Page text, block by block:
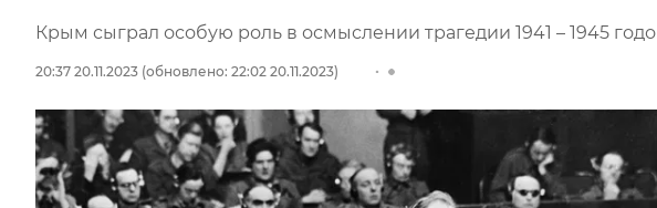
Крым сыграл особую роль в осмыслении трагедии 1941 – 1945
20:37 20.11.2023 (обновлено: 22:02 20.11.2023)